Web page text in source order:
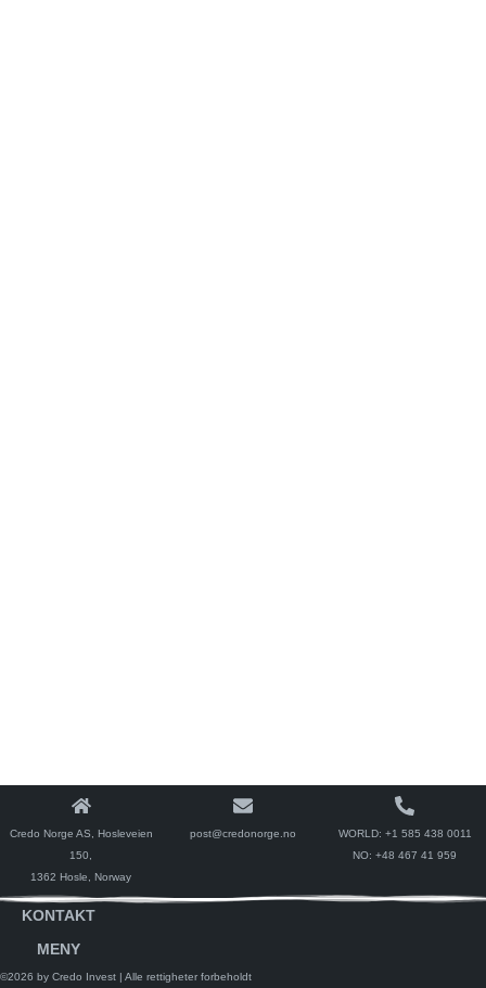
Credo Norge AS, Hosleveien
150,
1362 Hosle, Norway
post@credonorge.no WORLD: +1 585 438 0011
NO:+48 467 41 959
KONTAKT
MENY
©2026 by Credo Invest | Alle rettigheter forbeholdt